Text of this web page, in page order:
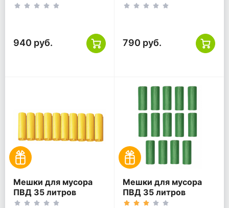
красный 30 мкм
940 руб.
30 мкм 55*60 300 шт
790 руб.
Мешки для мусора
ПВД 35 литров
желтый 30 мкм
Мешки для мусора
ПВД 35 литров
зеленый 30 мкм